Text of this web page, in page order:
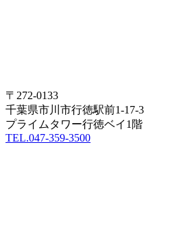
〒272-0133
千葉県市川市行徳駅前1-17-3
プライムタワー行徳ベイ1階
TEL.047-359-3500